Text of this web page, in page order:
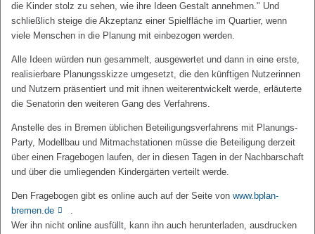
die Kinder stolz zu sehen, wie ihre Ideen Gestalt annehmen." Und
schließlich steige die Akzeptanz einer Spielfläche im Quartier, wenn
viele Menschen in die Planung mit einbezogen werden.
Alle Ideen würden nun gesammelt, ausgewertet und dann in eine erste,
realisierbare Planungsskizze umgesetzt, die den künftigen Nutzerinnen
und Nutzern präsentiert und mit ihnen weiterentwickelt werde, erläuterte
die Senatorin den weiteren Gang des Verfahrens.
Anstelle des in Bremen üblichen Beteiligungsverfahrens mit Planungs-
Party, Modellbau und Mitmachstationen müsse die Beteiligung derzeit
über einen Fragebogen laufen, der in diesen Tagen in der Nachbarschaft
und über die umliegenden Kindergärten verteilt werde.
Den Fragebogen gibt es online auch auf der Seite von www.bplan-
bremen.de
.
Wer ihn nicht online ausfüllt, kann ihn auch herunterladen, ausdrucken